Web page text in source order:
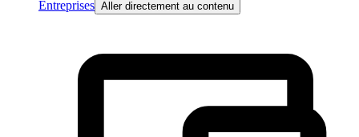
Entreprises Aller directement au contenu